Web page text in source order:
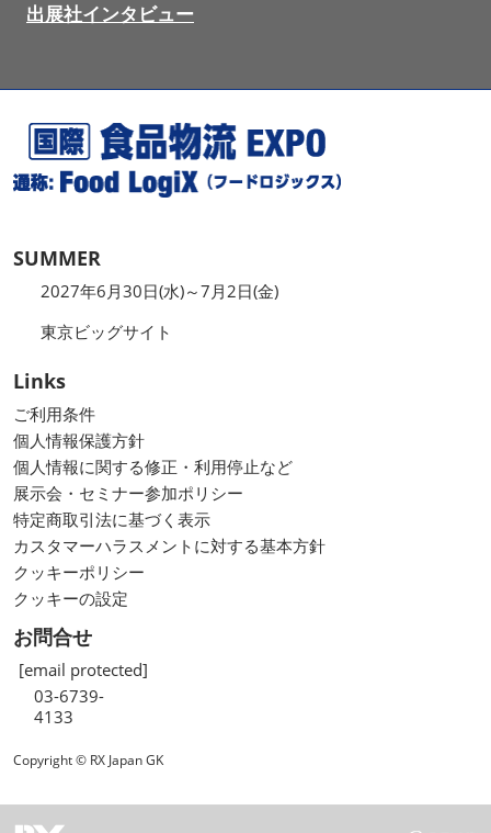
出展社インタビュー
SUMMER
2027年6月30日(水)～7月2日(金)
東京ビッグサイト
Links
ご利用条件
個人情報保護方針
個人情報に関する修正・利用停止など
展示会・セミナー参加ポリシー
特定商取引法に基づく表示
カスタマーハラスメントに対する基本方針
クッキーポリシー
クッキーの設定
お問合せ
[email protected]
03-6739-
4133
Copyright © RX Japan GK